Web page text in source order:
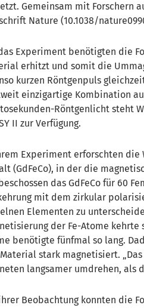
Gemeinsam mit Forschern
Nature (10.1038/
Experiment benötigten die
erhitzt und somit die
kurzen Röntgenpuls
einzigartige Kombination
Röntgenlicht steht
II zur Verfügung.
Experiment erforschten die
(GdFeCo), in der die
das GdFeCo für 60
mit dem zirkular
Elementen zu
der Fe-Atome
benötigte fünfmal so lang.
stark magnetisiert.
langsamer umdrehen, als
Beobachtung konnten die